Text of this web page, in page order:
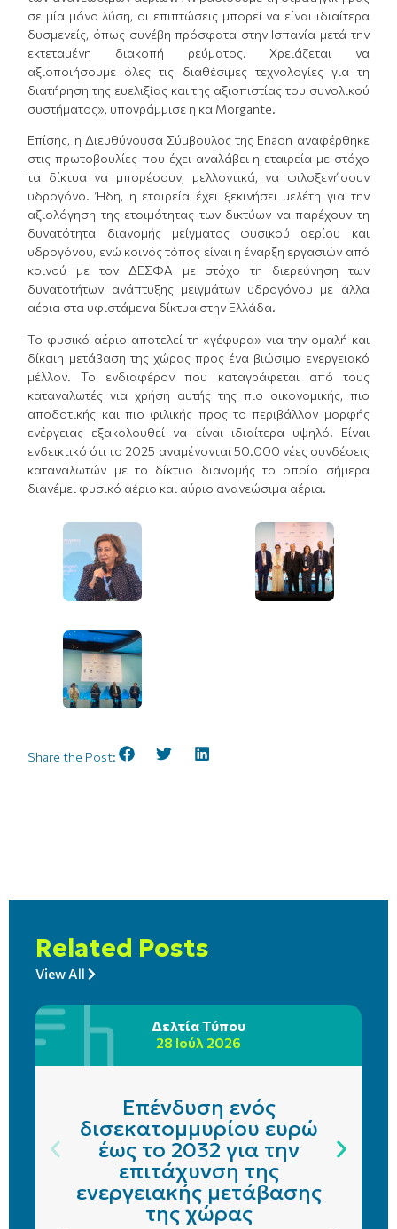
σε μία μόνο λύση, οι επιπτώσεις μπορεί να είναι ιδιαίτερα
δυσμενείς, όπως συνέβη πρόσφατα στην Ισπανία μετά την
εκτεταμένη διακοπή ρεύματος. Χρειάζεται να
αξιοποιήσουμε όλες τις διαθέσιμες τεχνολογίες για τη
διατήρηση της ευελιξίας και της αξιοπιστίας του συνολικού
συστήματος», υπογράμμισε η κα Morgante.
Επίσης, η Διευθύνουσα Σύμβουλος της Enaon αναφέρθηκε
στις πρωτοβουλίες που έχει αναλάβει η εταιρεία με στόχο
τα δίκτυα να μπορέσουν, μελλοντικά, να φιλοξενήσουν
υδρογόνο. Ήδη, η εταιρεία έχει ξεκινήσει μελέτη για την
αξιολόγηση της ετοιμότητας των δικτύων να παρέχουν τη
δυνατότητα διανομής μείγματος φυσικού αερίου και
υδρογόνου, ενώ κοινός τόπος είναι η έναρξη εργασιών από
κοινού με τον ΔΕΣΦΑ με στόχο τη διερεύνηση των
δυνατοτήτων ανάπτυξης μειγμάτων υδρογόνου με άλλα
αέρια στα υφιστάμενα δίκτυα στην Ελλάδα.
Το φυσικό αέριο αποτελεί τη «γέφυρα» για την ομαλή και
δίκαιη μετάβαση της χώρας προς ένα βιώσιμο ενεργειακό
μέλλον. Το ενδιαφέρον που καταγράφεται από τους
καταναλωτές για χρήση αυτής της πιο οικονομικής, πιο
αποδοτικής και πιο φιλικής προς το περιβάλλον μορφής
ενέργειας εξακολουθεί να είναι ιδιαίτερα υψηλό. Είναι
ενδεικτικό ότι το 2025 αναμένονται 50.000 νέες συνδέσεις
καταναλωτών με το δίκτυο διανομής το οποίο σήμερα
διανέμει φυσικό αέριο και αύριο ανανεώσιμα αέρια.
Share the Post:
Related Posts
View All
Δελτία Τύπου
28 Ιούλ 2026
Επένδυση ενός
δισεκατομμυρίου ευρώ
έως το 2032 για την
επιτάχυνση της
ενεργειακής μετάβασης
της χώρας